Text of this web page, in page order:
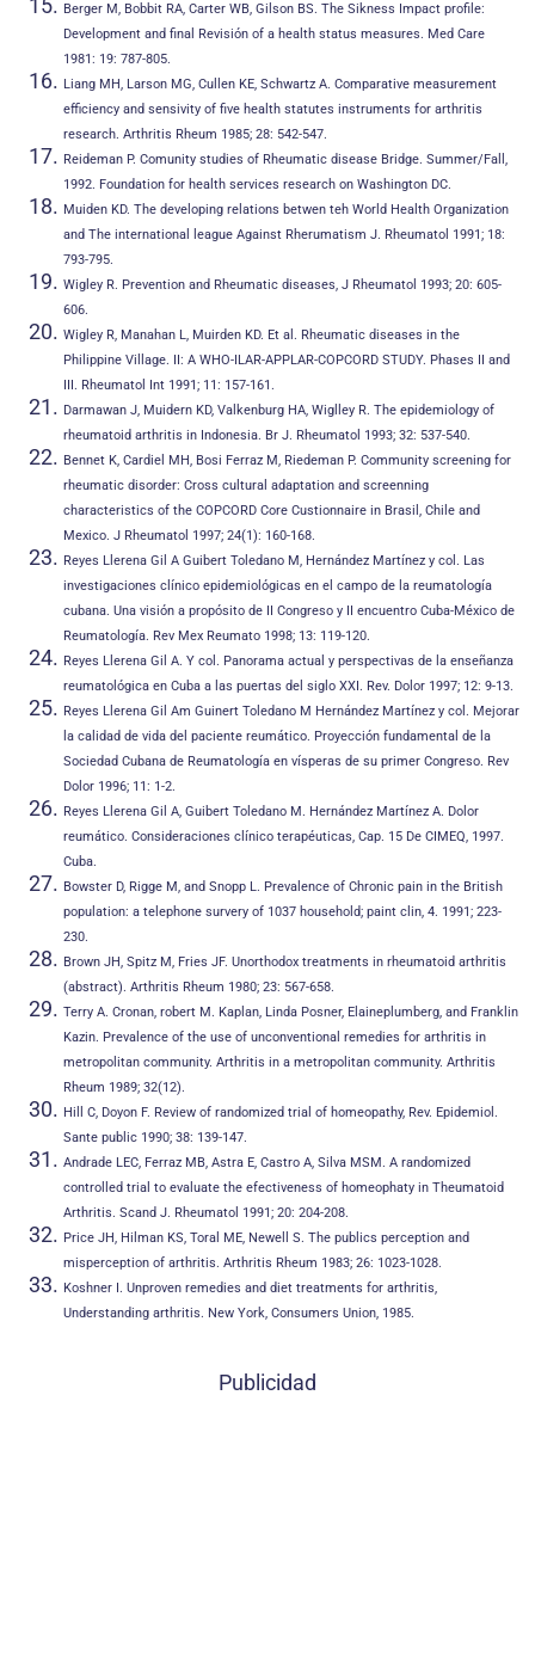
Berger M, Bobbit RA, Carter WB, Gilson BS. The Sikness Impact profile:
Development and final Revisión of a health status measures. Med Care
1981: 19: 787-805.
Liang MH, Larson MG, Cullen KE, Schwartz A. Comparative measurement
efficiency and sensivity of five health statutes instruments for arthritis
research. Arthritis Rheum 1985; 28: 542-547.
Reideman P. Comunity studies of Rheumatic disease Bridge. Summer/Fall,
1992. Foundation for health services research on Washington DC.
Muiden KD. The developing relations betwen teh World Health Organization
and The international league Against Rherumatism J. Rheumatol 1991; 18:
793-795.
Wigley R. Prevention and Rheumatic diseases, J Rheumatol 1993; 20: 605-
606.
Wigley R, Manahan L, Muirden KD. Et al. Rheumatic diseases in the
Philippine Village. II: A WHO-ILAR-APPLAR-COPCORD STUDY. Phases II and
III. Rheumatol Int 1991; 11: 157-161.
Darmawan J, Muidern KD, Valkenburg HA, Wiglley R. The epidemiology of
rheumatoid arthritis in Indonesia. Br J. Rheumatol 1993; 32: 537-540.
Bennet K, Cardiel MH, Bosi Ferraz M, Riedeman P. Community screening for
rheumatic disorder: Cross cultural adaptation and screenning
characteristics of the COPCORD Core Custionnaire in Brasil, Chile and
Mexico. J Rheumatol 1997; 24(1): 160-168.
Reyes Llerena Gil A Guibert Toledano M, Hernández Martínez y col. Las
investigaciones clínico epidemiológicas en el campo de la reumatología
cubana. Una visión a propósito de II Congreso y II encuentro Cuba-México de
Reumatología. Rev Mex Reumato 1998; 13: 119-120.
Reyes Llerena Gil A. Y col. Panorama actual y perspectivas de la enseñanza
reumatológica en Cuba a las puertas del siglo XXI. Rev. Dolor 1997; 12: 9-13.
Reyes Llerena Gil Am Guinert Toledano M Hernández Martínez y col. Mejorar
la calidad de vida del paciente reumático. Proyección fundamental de la
Sociedad Cubana de Reumatología en vísperas de su primer Congreso. Rev
Dolor 1996; 11: 1-2.
Reyes Llerena Gil A, Guibert Toledano M. Hernández Martínez A. Dolor
reumático. Consideraciones clínico terapéuticas, Cap. 15 De CIMEQ, 1997.
Cuba.
Bowster D, Rigge M, and Snopp L. Prevalence of Chronic pain in the British
population: a telephone survery of 1037 household; paint clin, 4. 1991; 223-
230.
Brown JH, Spitz M, Fries JF. Unorthodox treatments in rheumatoid arthritis
(abstract). Arthritis Rheum 1980; 23: 567-658.
Terry A. Cronan, robert M. Kaplan, Linda Posner, Elaineplumberg, and Franklin
Kazin. Prevalence of the use of unconventional remedies for arthritis in
metropolitan community. Arthritis in a metropolitan community. Arthritis
Rheum 1989; 32(12).
Hill C, Doyon F. Review of randomized trial of homeopathy, Rev. Epidemiol.
Sante public 1990; 38: 139-147.
Andrade LEC, Ferraz MB, Astra E, Castro A, Silva MSM. A randomized
controlled trial to evaluate the efectiveness of homeophaty in Theumatoid
Arthritis. Scand J. Rheumatol 1991; 20: 204-208.
Price JH, Hilman KS, Toral ME, Newell S. The publics perception and
misperception of arthritis. Arthritis Rheum 1983; 26: 1023-1028.
Koshner I. Unproven remedies and diet treatments for arthritis,
Understanding arthritis. New York, Consumers Union, 1985.
Publicidad